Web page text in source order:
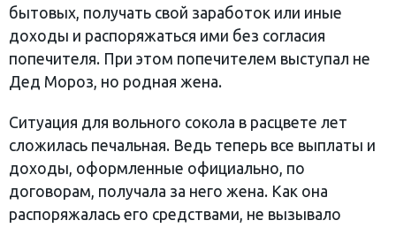
бытовых, получать свой заработок или иные
доходы и распоряжаться ими без согласия
попечителя. При этом попечителем выступал не
Дед Мороз, но родная жена.
Ситуация для вольного сокола в расцвете лет
сложилась печальная. Ведь теперь все выплаты и
доходы, оформленные официально, по
договорам, получала за него жена. Как она
распоряжалась его средствами, не вызывало